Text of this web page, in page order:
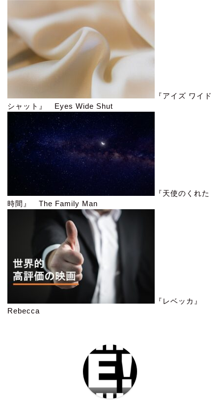
『アイズ ワイド
シャット』 Eyes Wide Shut
『天使のくれた
時間』 The Family Man
『レベッカ』
Rebecca